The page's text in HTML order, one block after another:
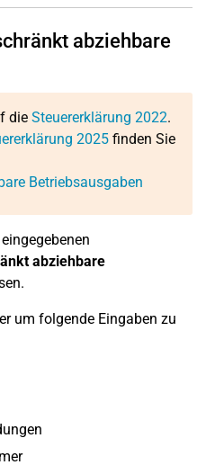
abziehbare
die Steuererklärung 2022.
2025 finden Sie
Betriebsausgaben
abziehbare
um folgende Eingaben zu